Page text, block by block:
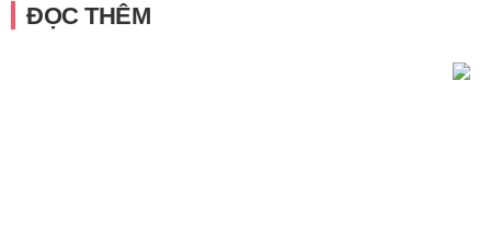
ĐỌC THÊM